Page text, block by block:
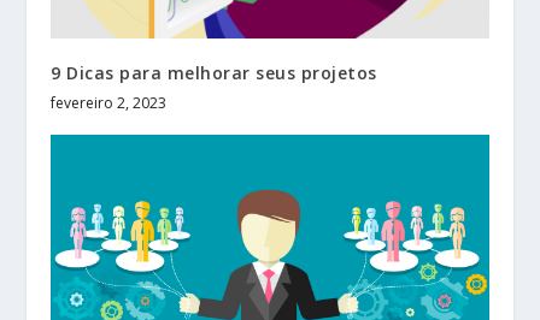
9 Dicas para melhorar seus projetos
fevereiro 2, 2023